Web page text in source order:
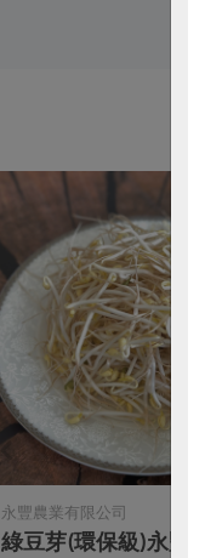
永豐農業有限公司
綠豆芽(環保級)永豐-